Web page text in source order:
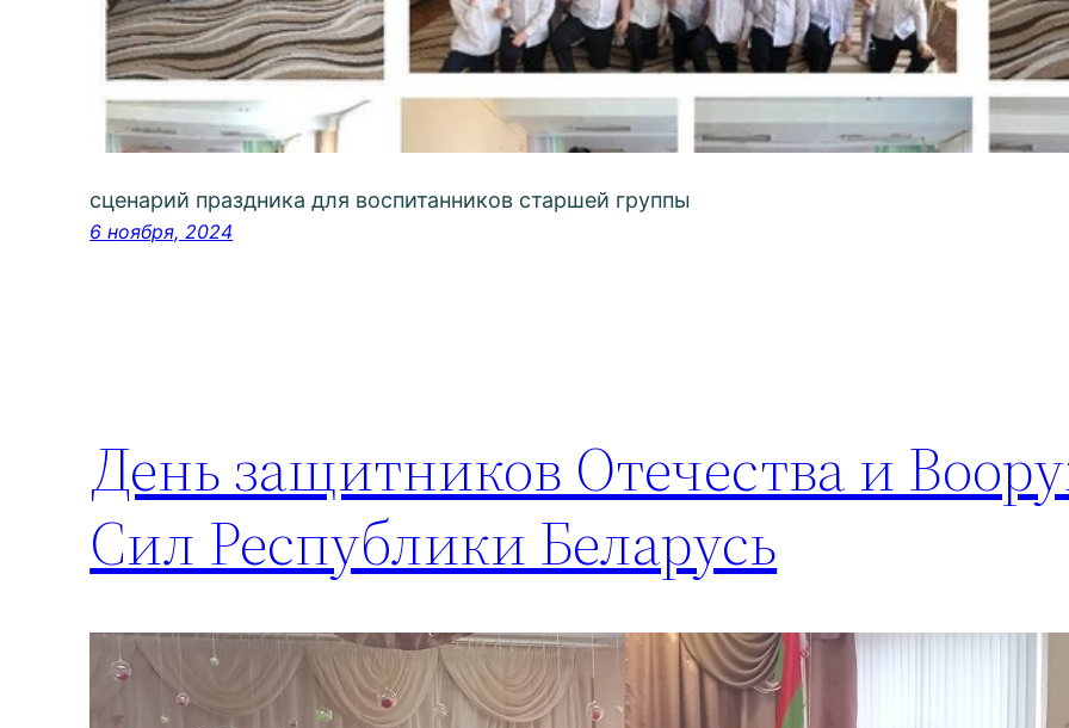
сценарий праздника для воспитанников старшей группы
6 ноября, 2024
День защитников Отечества и
Сил Республики Беларусь